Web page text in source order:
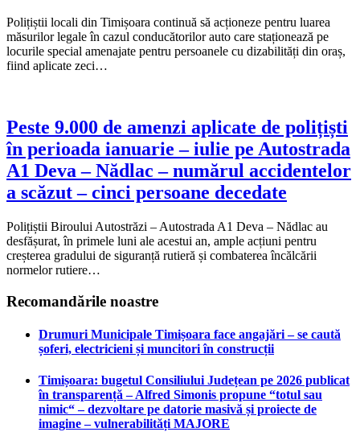
Polițiștii locali din Timișoara continuă să acționeze pentru luarea
măsurilor legale în cazul conducătorilor auto care staționează pe
locurile special amenajate pentru persoanele cu dizabilități din oraș,
fiind aplicate zeci…
Peste 9.000 de amenzi aplicate de polițiști
în perioada ianuarie – iulie pe Autostrada
A1 Deva – Nădlac – numărul accidentelor
a scăzut – cinci persoane decedate
Polițiștii Biroului Autostrăzi – Autostrada A1 Deva – Nădlac au
desfășurat, în primele luni ale acestui an, ample acțiuni pentru
creșterea gradului de siguranță rutieră și combaterea încălcării
normelor rutiere…
Recomandările noastre
Drumuri Municipale Timișoara face angajări – se caută
șoferi, electricieni și muncitori în construcții
Timișoara: bugetul Consiliului Județean pe 2026 publicat
în transparență – Alfred Simonis propune “totul sau
nimic“ – dezvoltare pe datorie masivă și proiecte de
imagine – vulnerabilități MAJORE